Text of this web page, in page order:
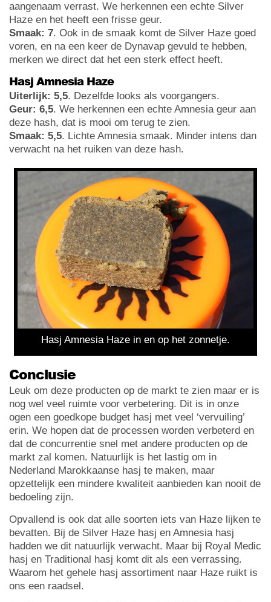
aangenaam verrast. We herkennen een echte Silver
Haze en het heeft een frisse geur.
Smaak: 7. Ook in de smaak komt de Silver Haze goed
voren, en na een keer de Dynavap gevuld te hebben,
merken we direct dat het een sterk effect heeft.
Hasj Amnesia Haze
Uiterlijk: 5,5. Dezelfde looks als voorgangers.
Geur: 6,5. We herkennen een echte Amnesia geur aan
deze hash, dat is mooi om terug te zien.
Smaak: 5,5. Lichte Amnesia smaak. Minder intens dan
verwacht na het ruiken van deze hash.
Hasj Amnesia Haze in en op het zonnetje.
Conclusie
Leuk om deze producten op de markt te zien maar er is
nog wel veel ruimte voor verbetering. Dit is in onze
ogen een goedkope budget hasj met veel ‘vervuiling’
erin. We hopen dat de processen worden verbeterd en
dat de concurrentie snel met andere producten op de
markt zal komen. Natuurlijk is het lastig om in
Nederland Marokkaanse hasj te maken, maar
opzettelijk een mindere kwaliteit aanbieden kan nooit de
bedoeling zijn.
Opvallend is ook dat alle soorten iets van Haze lijken te
bevatten. Bij de Silver Haze hasj en Amnesia hasj
hadden we dit natuurlijk verwacht. Maar bij Royal Medic
hasj en Traditional hasj komt dit als een verrassing.
Waarom het gehele hasj assortiment naar Haze ruikt is
ons een raadsel.